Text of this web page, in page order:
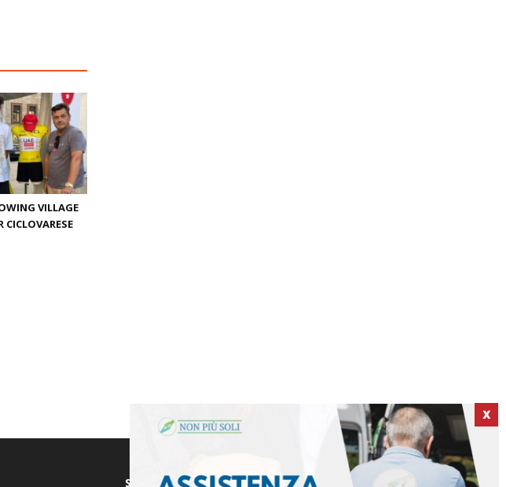
VILLAGE
CICLOVARESE
X
SEGUICI